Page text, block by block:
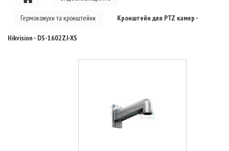
PON ОБЛАДНАННЯ
Гермокожухи та кронштейни Кронштейн для PTZ камер -
Hikvision - DS-1602ZJ-XS